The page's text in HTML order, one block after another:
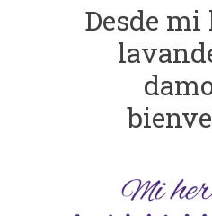
Desde mi